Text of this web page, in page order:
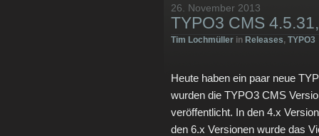
26. November 2013
TYPO3 CMS
Tim Lochmüller in Releases, TYPO3
Heute haben ein paar neue
wurden die TYPO3 CMS
veröffentlicht. In den 4.x
den 6.x Versionen wurde das